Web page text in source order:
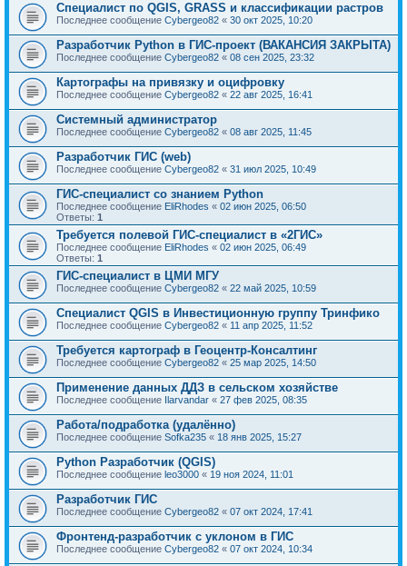
Специалист по QGIS, GRASS и классификации растров
Последнее сообщение Cybergeo82 « 30 окт 2025, 10:20
Разработчик Python в ГИС-проект (ВАКАНСИЯ ЗАКРЫТА)
Последнее сообщение Cybergeo82 « 08 сен 2025, 23:32
Картографы на привязку и оцифровку
Последнее сообщение Cybergeo82 « 22 авг 2025, 16:41
Системный администратор
Последнее сообщение Cybergeo82 « 08 авг 2025, 11:45
Разработчик ГИС (web)
Последнее сообщение Cybergeo82 « 31 июл 2025, 10:49
ГИС-специалист со знанием Python
Последнее сообщение EliRhodes « 02 июн 2025, 06:50
Ответы: 1
Требуется полевой ГИС-специалист в «2ГИС»
Последнее сообщение EliRhodes « 02 июн 2025, 06:49
Ответы: 1
ГИС-специалист в ЦМИ МГУ
Последнее сообщение Cybergeo82 « 22 май 2025, 10:59
Специалист QGIS в Инвестиционную группу Тринфико
Последнее сообщение Cybergeo82 « 11 апр 2025, 11:52
Требуется картограф в Геоцентр-Консалтинг
Последнее сообщение Cybergeo82 « 25 мар 2025, 14:50
Применение данных ДДЗ в сельском хозяйстве
Последнее сообщение Ilarvandar « 27 фев 2025, 08:35
Работа/подработка (удалённо)
Последнее сообщение Sofka235 « 18 янв 2025, 15:27
Python Разработчик (QGIS)
Последнее сообщение leo3000 « 19 ноя 2024, 11:01
Разработчик ГИС
Последнее сообщение Cybergeo82 « 07 окт 2024, 17:41
Фронтенд-разработчик с уклоном в ГИС
Последнее сообщение Cybergeo82 « 07 окт 2024, 10:34